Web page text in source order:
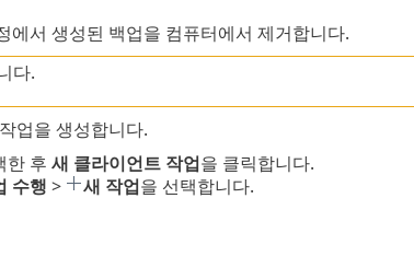
에서 생성된 백업을 컴퓨터에서 제거합니다.
다.
업을 생성합니다.
한 후 새 클라이언트 작업을 클릭합니다.
수행 > 새 작업을 선택합니다.